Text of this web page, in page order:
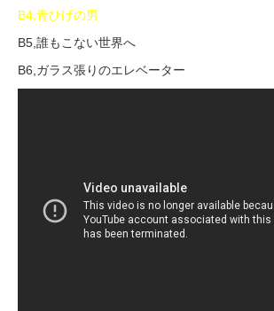
B4,青ひげの男
B5,誰もこない世界へ
B6,ガラス張りのエレベーター